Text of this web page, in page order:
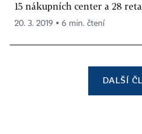
15 nákupních center a 28
20. 3. 2019 ▪ 6 min. čtení
DALŠÍ